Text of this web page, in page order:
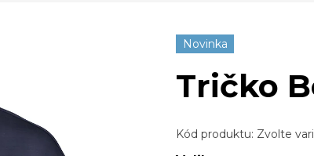
Novinka
Tričko
Kód produktu: Zvolte